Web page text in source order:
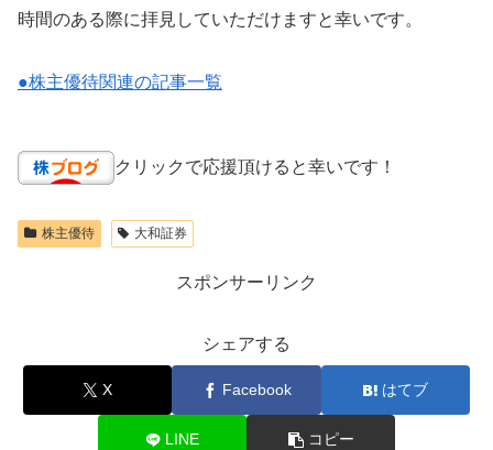
時間のある際に拝見していただけますと幸いです。
●株主優待関連の記事一覧
クリックで応援頂けると幸いです！
株主優待 大和証券
スポンサーリンク
シェアする
X Facebook はてブ
LINE コピー